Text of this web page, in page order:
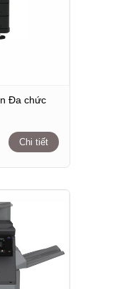
Đa chức
Chi tiết